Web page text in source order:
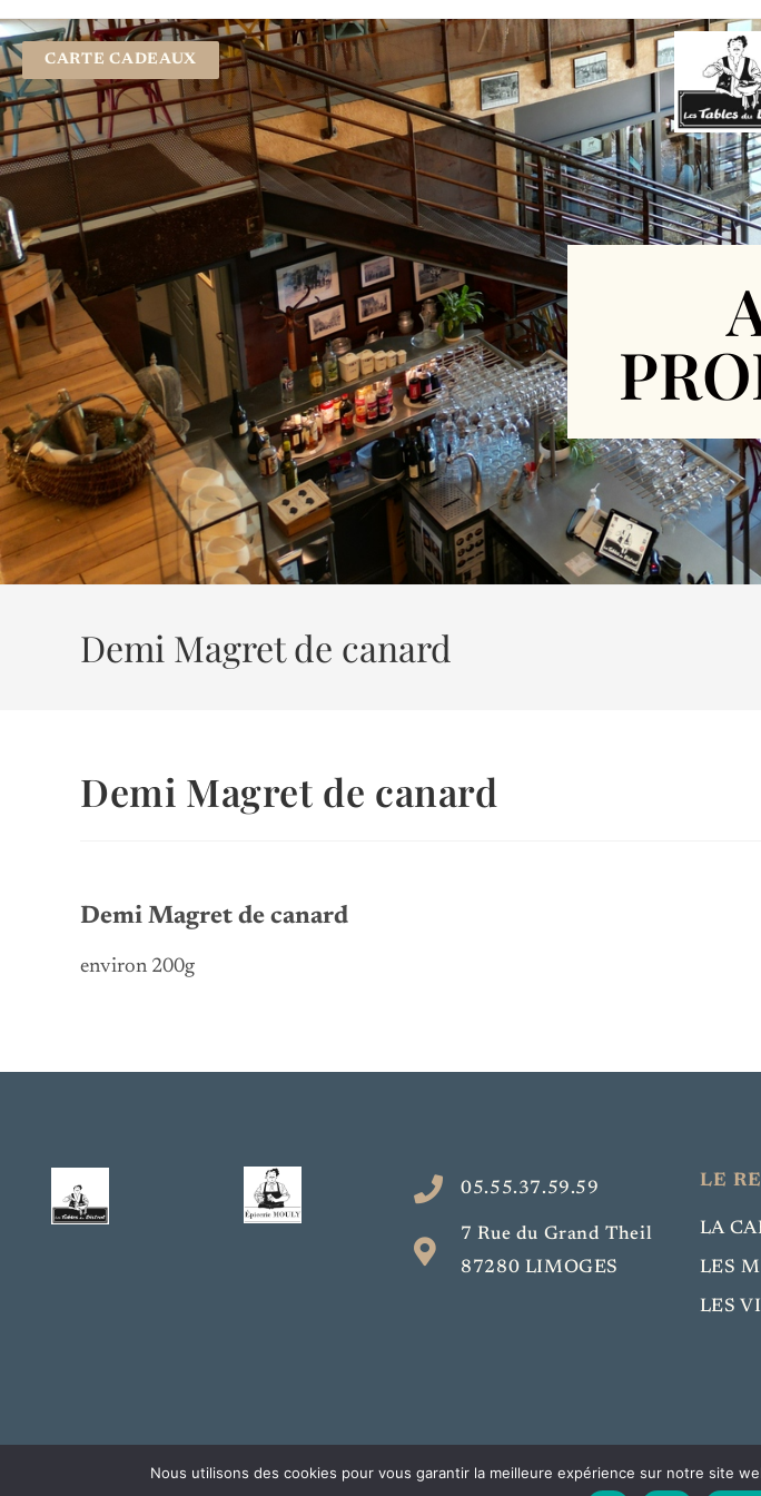
CARTE CADEAUX
Demi Magret de canard
Demi Magret de canard
Demi Magret de canard
environ 200g
05.55.37.59.59
7 Rue du Grand Theil
87280 LIMOGES
LE
LA
LES
LES
Nous utilisons des cookies pour vous garantir la meilleure expérience sur notre site